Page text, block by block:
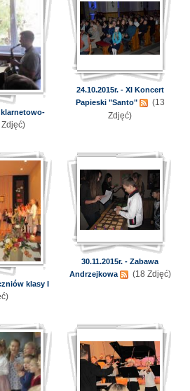
klarnetowo-
24.10.2015r. - XI Koncert
Papieski "Santo"
(13
Zdjęć)
klasy I
30.11.2015r. - Zabawa
Andrzejkowa
(18 Zdjęć)